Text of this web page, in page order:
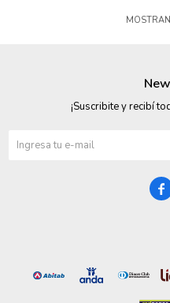
¡Suscribite y recibí
